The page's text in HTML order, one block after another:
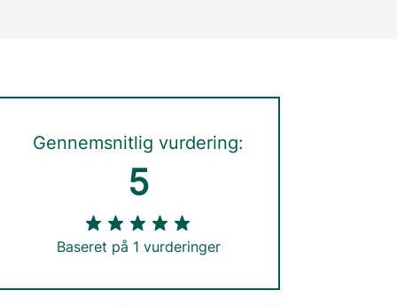
Gennemsnitlig vurdering:
5
Baseret på 1 vurderinger